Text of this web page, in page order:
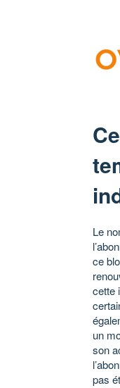
Le
ce
cette
un
son
pas